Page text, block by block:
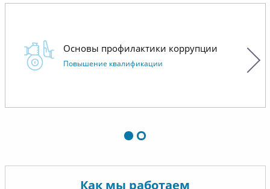
Основы профилактики коррупции
Повышение квалификации
Как мы работаем